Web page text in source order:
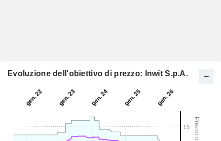
Evoluzione dell'obiettivo di prezzo: Inwit S.p.A.